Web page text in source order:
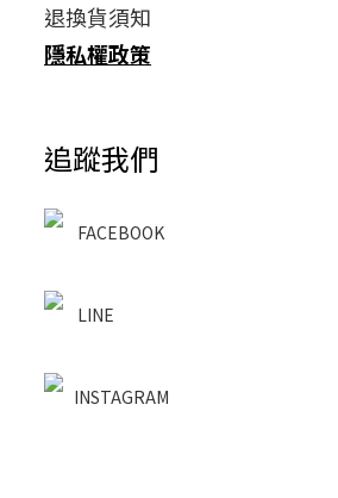
退換貨須知
隱私權政策
追蹤我們
FACEBOOK
LINE
INSTAGRAM